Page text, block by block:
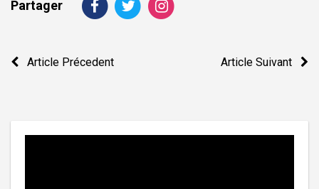
Partager
Navigation
Article Précedent Article Suivant